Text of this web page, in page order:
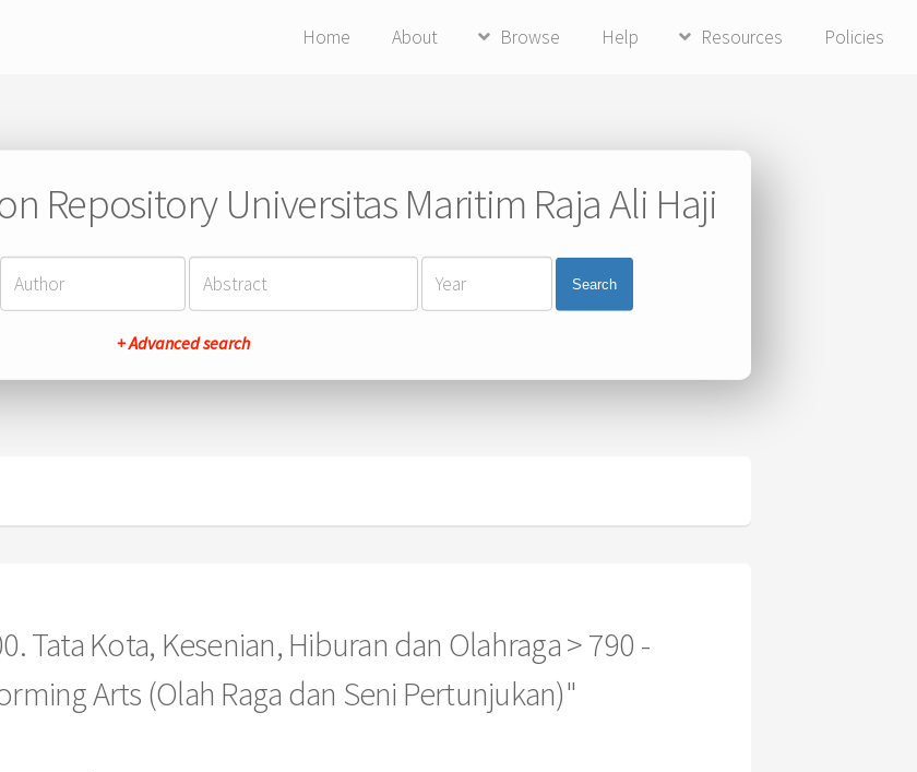
Home About Browse Help Resources Policies
Repository Universitas Maritim Raja Ali Haji
Search
+ Advanced search
Tata Kota, Kesenian, Hiburan dan Olahraga > 790 -
Arts (Olah Raga dan Seni Pertunjukan)"